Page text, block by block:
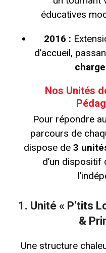
éducatives
2016 :
d’accueil,
charge
Nos Unités
Pour répondre
parcours de
dispose de 3
d’un
1. Unité « P’tits
&
Une structure